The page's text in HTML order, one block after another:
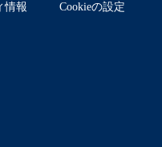
情報 Cookieの設定